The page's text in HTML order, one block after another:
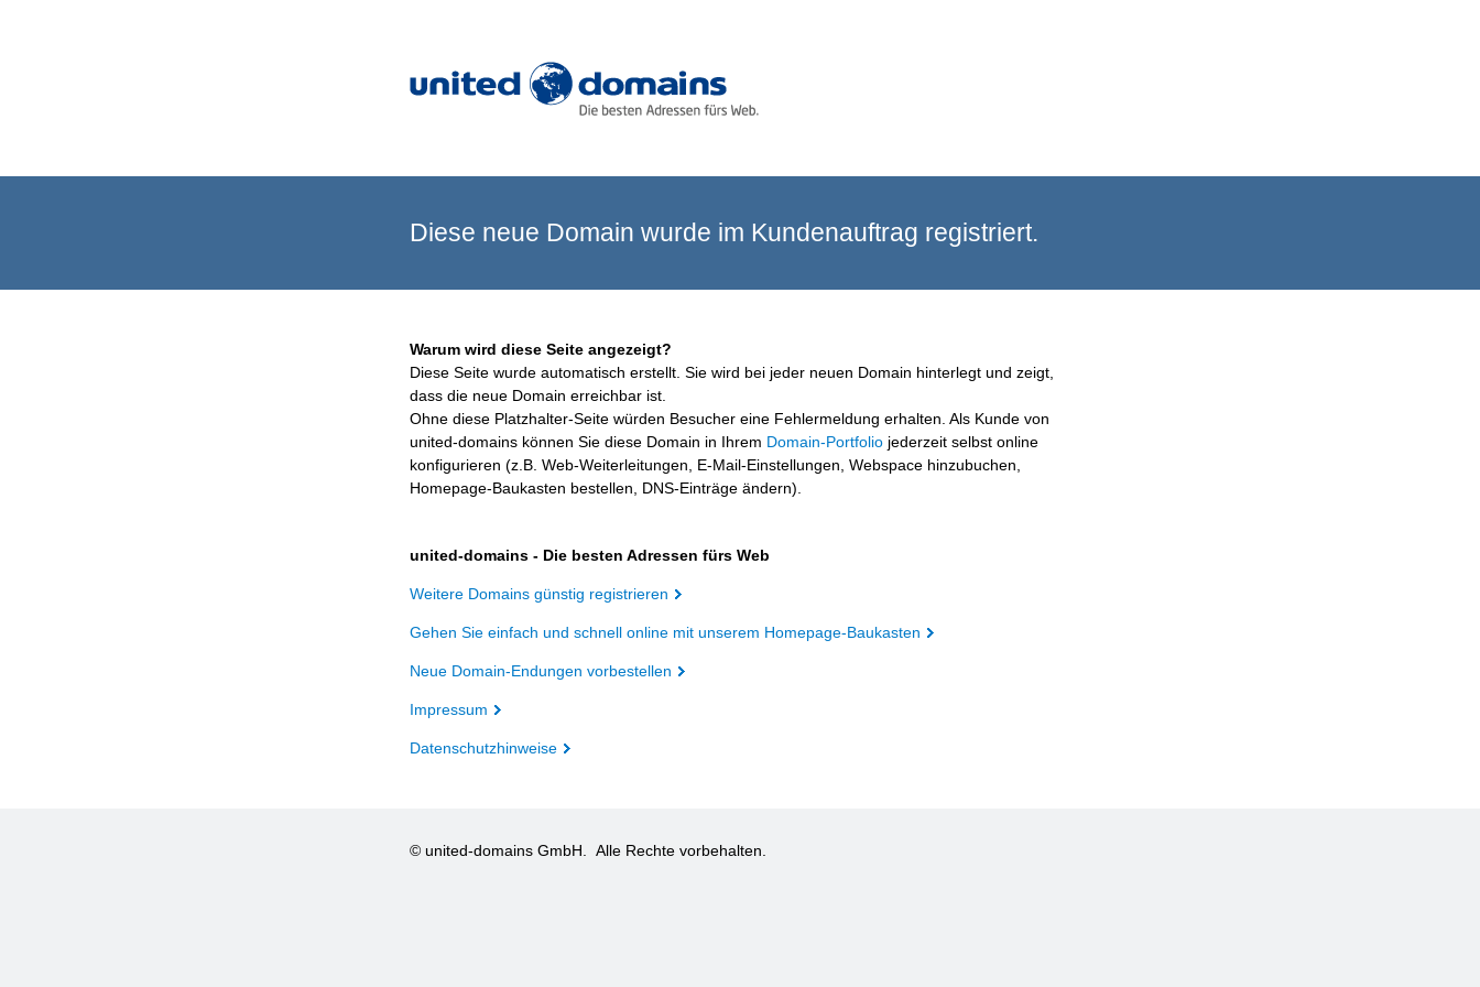
Diese neue Domain wurde im Kundenauftrag registriert.
Warum wird diese Seite angezeigt?
Diese Seite wurde automatisch erstellt. Sie wird bei jeder neuen Domain hinterlegt und zeigt,
dass die neue Domain erreichbar ist.
Ohne diese Platzhalter-Seite würden Besucher eine Fehlermeldung erhalten. Als Kunde von
united-domains können Sie diese Domain in Ihrem Domain-Portfolio jederzeit selbst online
konfigurieren (z.B. Web-Weiterleitungen, E-Mail-Einstellungen, Webspace hinzubuchen,
Homepage-Baukasten bestellen, DNS-Einträge ändern).
united-domains - Die besten Adressen fürs Web
Weitere Domains günstig registrieren
Gehen Sie einfach und schnell online mit unserem Homepage-Baukasten
Neue Domain-Endungen vorbestellen
Impressum
Datenschutzhinweise
© united-domains GmbH. Alle Rechte vorbehalten.